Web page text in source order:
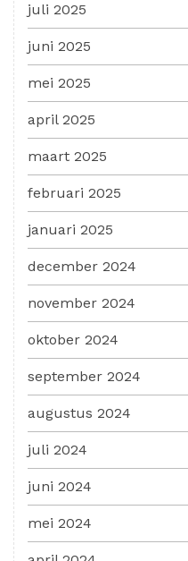
juli 2025
juni 2025
mei 2025
april 2025
maart 2025
februari 2025
januari 2025
december 2024
november 2024
oktober 2024
september 2024
augustus 2024
juli 2024
juni 2024
mei 2024